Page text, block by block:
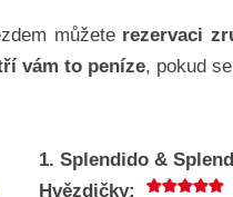
můžete rezervaci
vám to peníze, pokud
1. Splendido &
Hvězdičky: